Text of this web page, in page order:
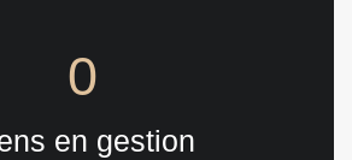
en gestion
0